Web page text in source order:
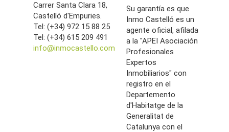
Carrer Santa Clara 18,
Castelló d'Empuries.
Tel: (+34) 972 15 88 25
Tel: (+34) 615 209 491
info@inmocastello.com
Su garantía es que
Inmo Castelló es un
agente oficial, afilada
a la "APEI Asociación
Profesionales
Expertos
Inmobiliarios" con
registro en el
Departemento
d'Habitatge de la
Generalitat de
Catalunya con el